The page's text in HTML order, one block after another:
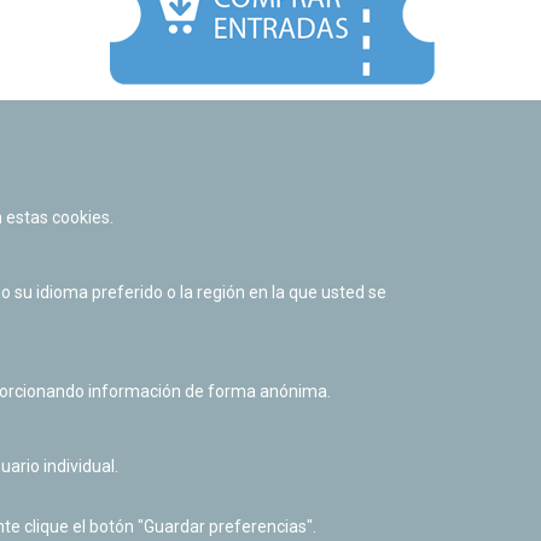
Política de cookies
Derecho de acceso a información pública
cookies.
su idioma preferido o la región en la que usted se
información de forma anónima.
individual.
clique el botón "Guardar preferencias".